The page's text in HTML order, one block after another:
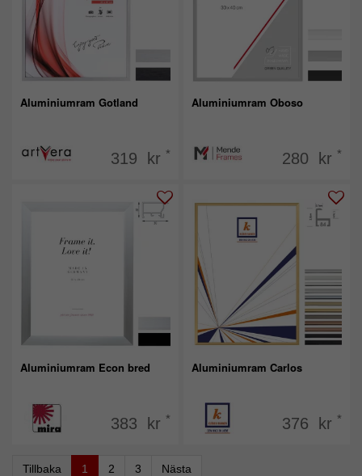
Aluminiumram Gotland
319 kr *
Aluminiumram Oboso
280 kr *
Aluminiumram Econ bred
383 kr *
Aluminiumram Carlos
376 kr *
Tillbaka 1 2 3 Nästa